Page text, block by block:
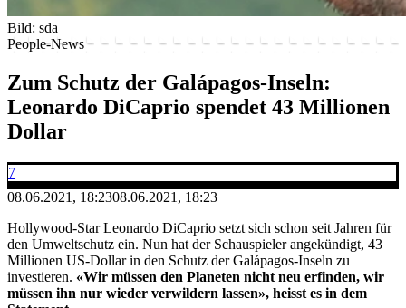
Bild: sda
People-News
Zum Schutz der Galápagos-Inseln:
Leonardo DiCaprio spendet 43 Millionen
Dollar
7
08.06.2021, 18:2308.06.2021, 18:23
Hollywood-Star Leonardo DiCaprio setzt sich schon seit Jahren für
den Umweltschutz ein. Nun hat der Schauspieler angekündigt, 43
Millionen US-Dollar in den Schutz der Galápagos-Inseln zu
investieren. «Wir müssen den Planeten nicht neu erfinden, wir
müssen ihn nur wieder verwildern lassen», heisst es in dem